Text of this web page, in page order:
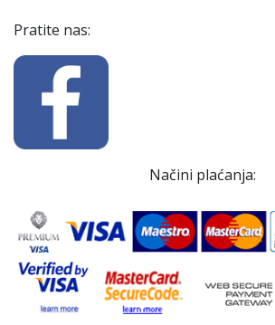
Pratite nas:
Načini plaćanja: